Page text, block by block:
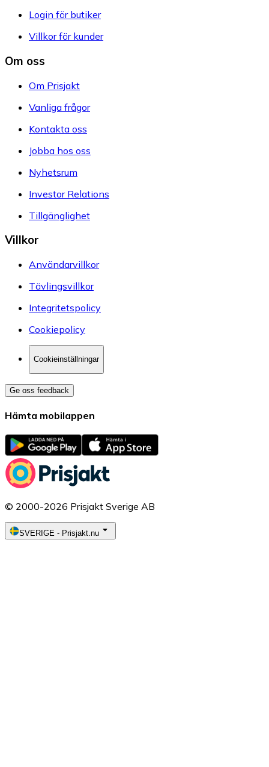
Login för butiker
Villkor för kunder
Om oss
Om Prisjakt
Vanliga frågor
Kontakta oss
Jobba hos oss
Nyhetsrum
Investor Relations
Tillgänglighet
Villkor
Användarvillkor
Tävlingsvillkor
Integritetspolicy
Cookiepolicy
Cookieinställningar
Ge oss feedback
Hämta mobilappen
© 2000-2026 Prisjakt Sverige AB
SVERIGE - Prisjakt.nu